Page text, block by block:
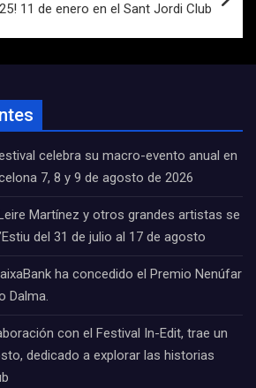
11 de enero en el Sant Jordi Club
celebra su macro-evento anual en
7, 8 y 9 de agosto de 2026
Martínez y otros grandes artistas se
del 31 de julio al 17 de agosto
ha concedido el Premio Nenúfar
Dalma.
con el Festival In-Edit, trae un
dedicado a explorar las historias